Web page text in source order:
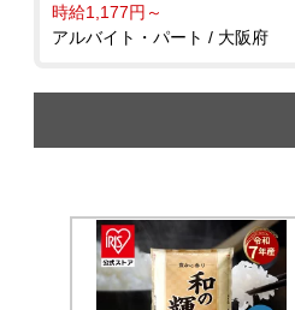
時給1,177円～
アルバイト・パート / 大阪府